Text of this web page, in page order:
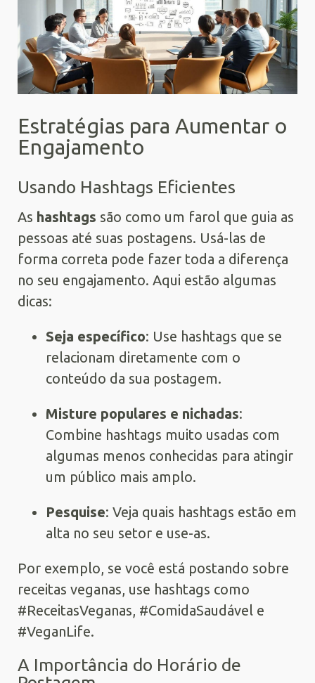
Estratégias para Aumentar o
Engajamento
Usando Hashtags Eficientes
As hashtags são como um farol que guia as
pessoas até suas postagens. Usá-las de
forma correta pode fazer toda a diferença
no seu engajamento. Aqui estão algumas
dicas:
Seja específico: Use hashtags que se
relacionam diretamente com o
conteúdo da sua postagem.
Misture populares e nichadas:
Combine hashtags muito usadas com
algumas menos conhecidas para atingir
um público mais amplo.
Pesquise: Veja quais hashtags estão em
alta no seu setor e use-as.
Por exemplo, se você está postando sobre
receitas veganas, use hashtags como
#ReceitasVeganas, #ComidaSaudável e
#VeganLife.
A Importância do Horário de